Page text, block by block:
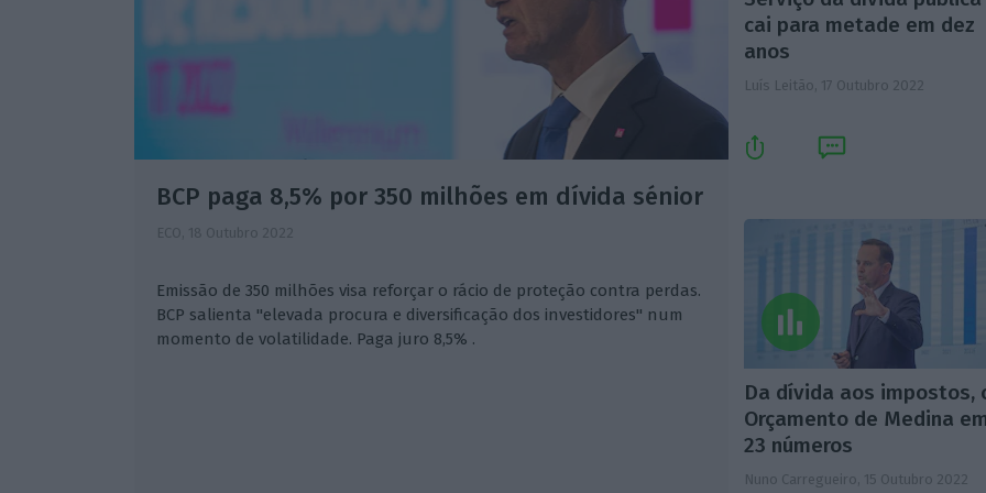
BCP paga 8,5% por 350 milhões em dívida sénior
ECO, 18 Outubro 2022
Emissão de 350 milhões visa reforçar o rácio de proteção contra perdas.
BCP salienta "elevada procura e diversificação dos investidores" num
momento de volatilidade. Paga juro 8,5% .
cai para metade em dez
anos
Luís Leitão, 17 Outubro 2022
Da dívida aos impostos,
Orçamento de Medina
23 números
Nuno Carregueiro, 15 Outubro 2022